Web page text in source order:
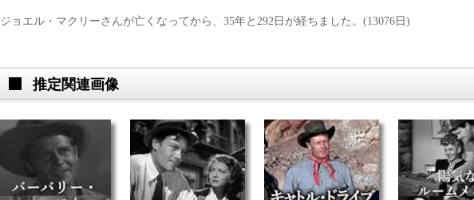
ジョエル・マクリーさんが亡くなってから、35年と292日が経ちました。(13076日)
推定関連画像